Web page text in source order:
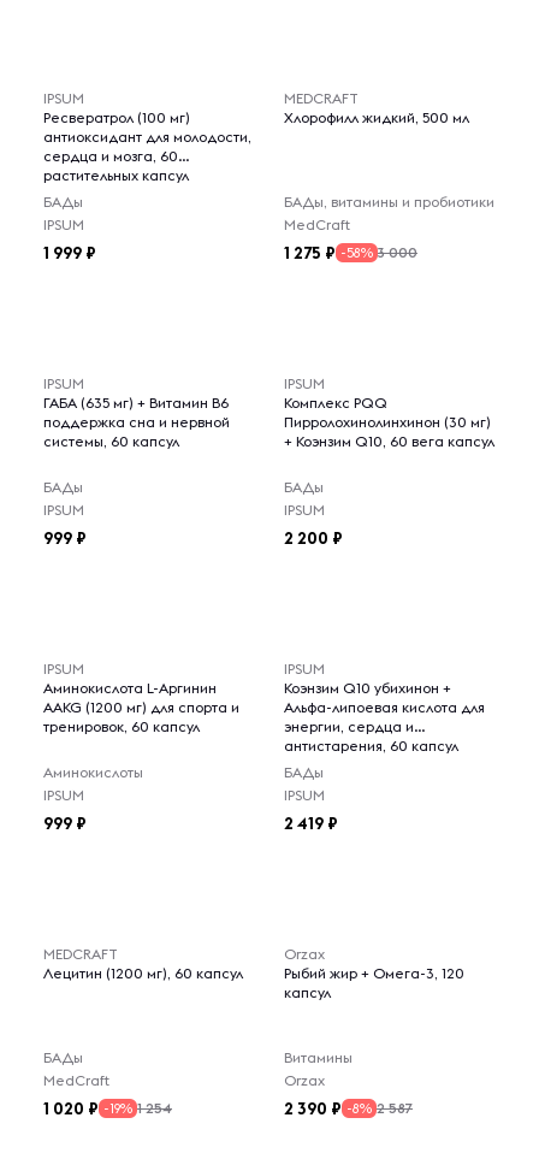
IPSUM
Ресвератрол (100 мг)
антиоксидант для молодости,
сердца и мозга, 60
растительных капсул
БАДы
IPSUM
1 999
MEDCRAFT
Хлорофилл жидкий, 500 мл
БАДы, витамины и пробиотики
MedCraft
1 275 -58% 3 000
IPSUM
ГАБА (635 мг) + Витамин B6
поддержка сна и нервной
системы, 60 капсул
БАДы
IPSUM
999
IPSUM
Комплекс PQQ
Пирролохинолинхинон (30 мг)
+ Коэнзим Q10, 60 вега капсул
БАДы
IPSUM
2 200
IPSUM
Аминокислота L-Аргинин
AAKG (1200 мг) для спорта и
тренировок, 60 капсул
Аминокислоты
IPSUM
999
IPSUM
Коэнзим Q10 убихинон +
Альфа-липоевая кислота для
энергии, сердца и
антистарения, 60 капсул
БАДы
IPSUM
2 419
MEDCRAFT
Лецитин (1200 мг), 60 капсул
БАДы
MedCraft
1 020 -19% 1 254
Orzax
Рыбий жир + Омега-3, 120
капсул
Витамины
Orzax
2 390 -8% 2 587